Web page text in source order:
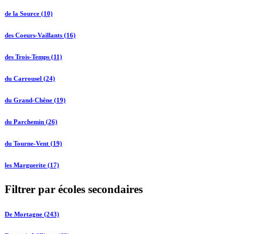
de la Source (10)
des Coeurs-Vaillants (16)
des Trois-Temps (11)
du Carrousel (24)
du Grand-Chêne (19)
du Parchemin (26)
du Tourne-Vent (19)
les Marguerite (17)
Filtrer par écoles secondaires
De Mortagne (243)